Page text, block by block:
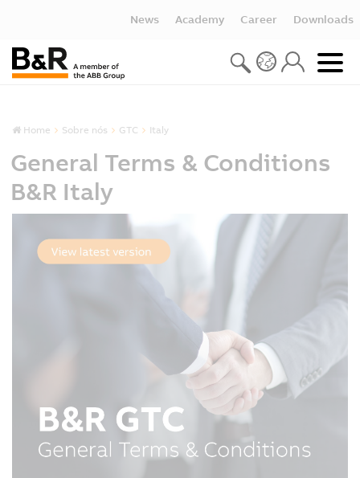
News Academy Career Downloads
Home Sobre nós GTC Italy
General Terms & Conditions
B&R Italy